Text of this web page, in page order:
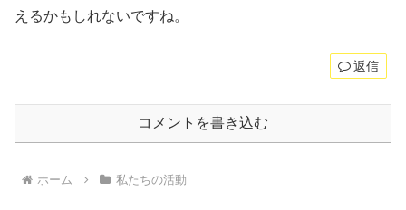
えるかもしれないですね。
返信
コメントを書き込む
ホーム 私たちの活動